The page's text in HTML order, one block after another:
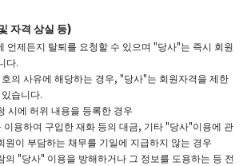
자격 상실 등)
언제든지 탈퇴를 요청할 수 있으며 "당사"는 즉시 회원
다.
의 사유에 해당하는 경우, "당사"는 회원자격을 제한
습니다.
시에 허위 내용을 등록한 경우
이용하여 구입한 재화 등의 대금, 기타 "당사"이용에 관
원이 부담하는 채무를 기일에 지급하지 않는 경우
의 "당사" 이용을 방해하거나 그 정보를 도용하는 등 전